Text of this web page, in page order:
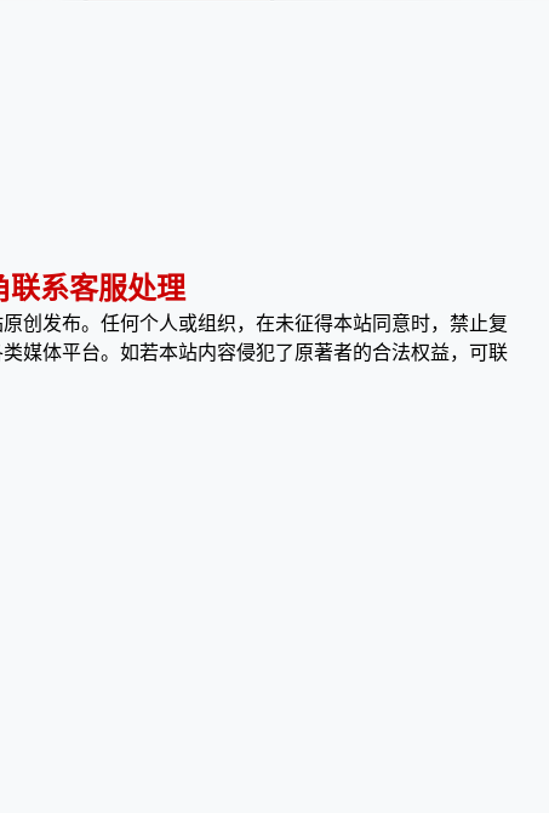
联系客服处理
创发布。任何个人或组织，在未征得本站同意时，禁止复
媒体平台。如若本站内容侵犯了原著者的合法权益，可联